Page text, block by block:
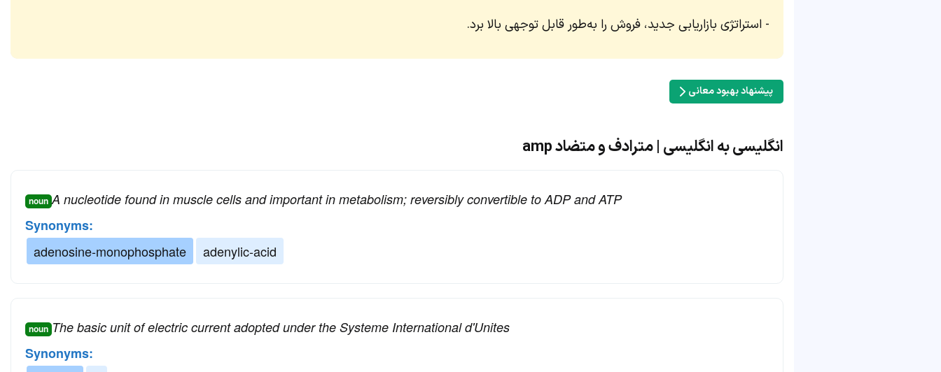
استراتژی بازاریابی جدید، فروش را به‌طور قابل توجهی بالا برد.
پیشنهاد بهبود معانی
انگلیسی به انگلیسی | مترادف و متضاد amp
noun A nucleotide found in muscle cells and important in metabolism; reversibly convertible to ADP and ATP
Synonyms:
adenosine-monophosphate
adenylic-acid
noun The basic unit of electric current adopted under the Systeme International d'Unites
Synonyms: